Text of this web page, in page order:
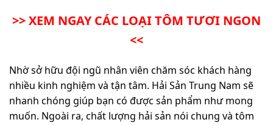
>> XEM NGAY CÁC LOẠI TÔM TƯƠI NGON
<<
Nhờ sở hữu đội ngũ nhân viên chăm sóc khách hàng
nhiều kinh nghiệm và tận tâm. Hải Sản Trung Nam sẽ
nhanh chóng giúp bạn có được sản phẩm như mong
muốn. Ngoài ra, chất lượng hải sản nói chung và tôm